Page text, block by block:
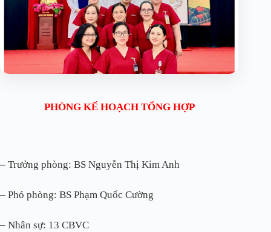
PHÒNG KẾ HOẠCH TỔNG HỢP
– Trưởng phòng: BS Nguyễn Thị Kim Anh
– Phó phòng: BS Phạm Quốc Cường
– Nhân sự: 13 CBVC